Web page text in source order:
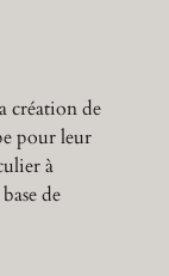
création de
pour leur
à
de